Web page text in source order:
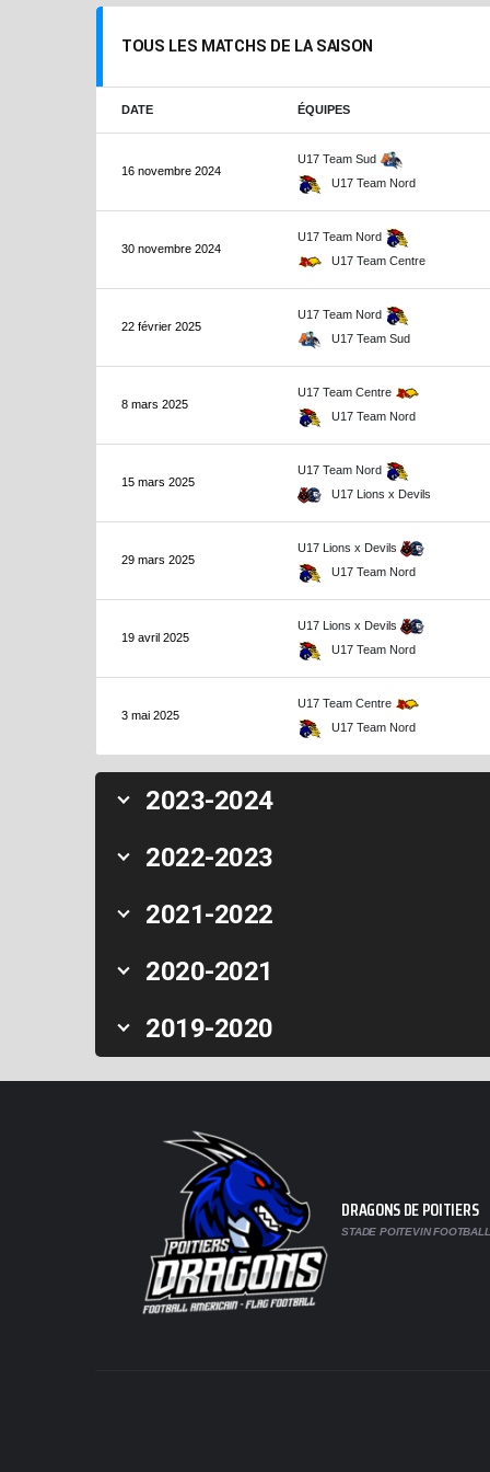
TOUS LES MATCHS DE LA SAISON
DATE ÉQUIPES
16 novembre 2024
U17 Team Sud
U17 Team Nord
30 novembre 2024
U17 Team Nord
U17 Team Centre
22 février 2025
U17 Team Nord
U17 Team Sud
8 mars 2025
U17 Team Centre
U17 Team Nord
15 mars 2025
U17 Team Nord
U17 Lions x Devils
29 mars 2025
U17 Lions x Devils
U17 Team Nord
19 avril 2025
U17 Lions x Devils
U17 Team Nord
3 mai 2025
U17 Team Centre
U17 Team Nord
2023-2024
2022-2023
2021-2022
2020-2021
2019-2020
DRAGONS DE POITIERS
STADE POITEVIN